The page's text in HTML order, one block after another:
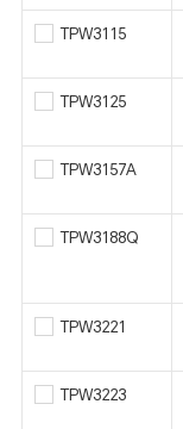
TPW3115
TPW3125
TPW3157A
TPW3188Q
TPW3221
TPW3223